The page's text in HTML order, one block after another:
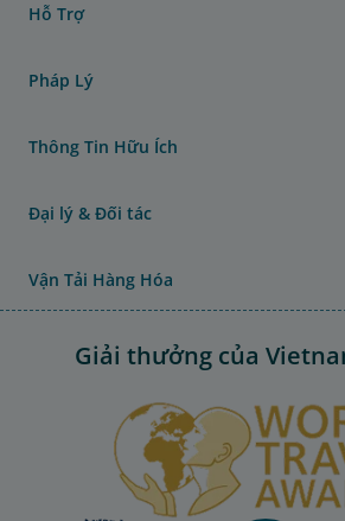
Hỗ Trợ
Pháp Lý
Thông Tin Hữu Ích
Đại lý & Đối tác
Vận Tải Hàng Hóa
Giải thưởng của